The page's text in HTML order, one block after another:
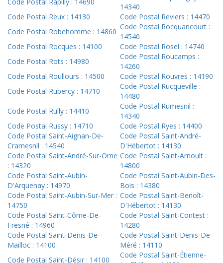
Code Postal Rapilly : 14690
14340
Code Postal Reux : 14130
Code Postal Reviers : 14470
Code Postal Robehomme : 14860
Code Postal Rocquancourt :
14540
Code Postal Rocques : 14100
Code Postal Rosel : 14740
Code Postal Rots : 14980
Code Postal Roucamps :
14260
Code Postal Roullours : 14500
Code Postal Rouvres : 14190
Code Postal Rubercy : 14710
Code Postal Rucqueville :
14480
Code Postal Rully : 14410
Code Postal Rumesnil :
14340
Code Postal Russy : 14710
Code Postal Ryes : 14400
Code Postal Saint-Aignan-De-
Cramesnil : 14540
Code Postal Saint-André-
D'Hébertot : 14130
Code Postal Saint-André-Sur-Orne
: 14320
Code Postal Saint-Arnoult :
14800
Code Postal Saint-Aubin-
D'Arquenay : 14970
Code Postal Saint-Aubin-Des-
Bois : 14380
Code Postal Saint-Aubin-Sur-Mer :
14750
Code Postal Saint-Benoît-
D'Hébertot : 14130
Code Postal Saint-Côme-De-
Fresné : 14960
Code Postal Saint-Contest :
14280
Code Postal Saint-Denis-De-
Mailloc : 14100
Code Postal Saint-Denis-De-
Méré : 14110
Code Postal Saint-Désir : 14100
Code Postal Saint-Étienne-